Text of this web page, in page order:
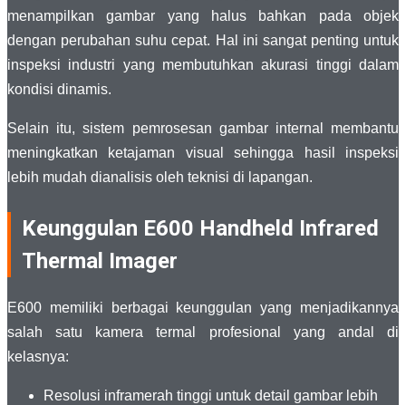
menampilkan gambar yang halus bahkan pada objek
dengan perubahan suhu cepat. Hal ini sangat penting untuk
inspeksi industri yang membutuhkan akurasi tinggi dalam
kondisi dinamis.
Selain itu, sistem pemrosesan gambar internal membantu
meningkatkan ketajaman visual sehingga hasil inspeksi
lebih mudah dianalisis oleh teknisi di lapangan.
Keunggulan E600 Handheld Infrared
Thermal Imager
E600 memiliki berbagai keunggulan yang menjadikannya
salah satu kamera termal profesional yang andal di
kelasnya:
Resolusi inframerah tinggi untuk detail gambar lebih